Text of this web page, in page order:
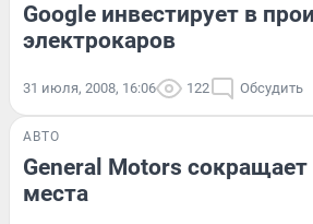
Google инвестирует в
электрокаров
31 июля, 2008, 16:06 122 Обсудить
АВТО
General Motors сокращает
места